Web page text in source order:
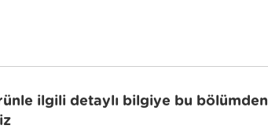
ilgili detaylı bilgiye bu bölümden